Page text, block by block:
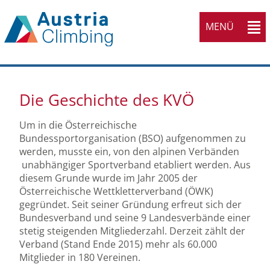
MENÜ
Die Geschichte des KVÖ
Um in die Österreichische
Bundessportorganisation (BSO) aufgenommen zu
werden, musste ein, von den alpinen Verbänden
unabhängiger Sportverband etabliert werden. Aus
diesem Grunde wurde im Jahr 2005 der
Österreichische Wettkletterverband (ÖWK)
gegründet. Seit seiner Gründung erfreut sich der
Bundesverband und seine 9 Landesverbände einer
stetig steigenden Mitgliederzahl. Derzeit zählt der
Verband (Stand Ende 2015) mehr als 60.000
Mitglieder in 180 Vereinen.